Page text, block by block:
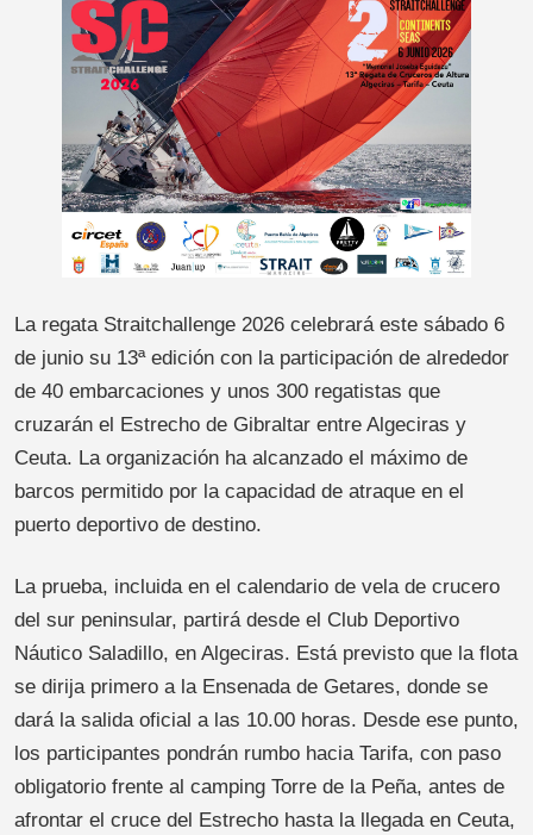
La regata Straitchallenge 2026 celebrará este sábado 6
de junio su 13ª edición con la participación de alrededor
de 40 embarcaciones y unos 300 regatistas que
cruzarán el Estrecho de Gibraltar entre Algeciras y
Ceuta. La organización ha alcanzado el máximo de
barcos permitido por la capacidad de atraque en el
puerto deportivo de destino.
La prueba, incluida en el calendario de vela de crucero
del sur peninsular, partirá desde el Club Deportivo
Náutico Saladillo, en Algeciras. Está previsto que la flota
se dirija primero a la Ensenada de Getares, donde se
dará la salida oficial a las 10.00 horas. Desde ese punto,
los participantes pondrán rumbo hacia Tarifa, con paso
obligatorio frente al camping Torre de la Peña, antes de
afrontar el cruce del Estrecho hasta la llegada en Ceuta,